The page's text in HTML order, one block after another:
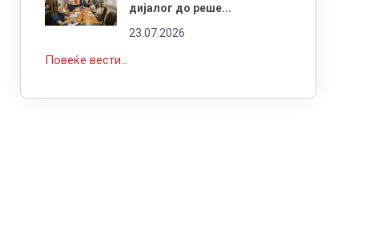
дијалог до реше...
23.07.2026
Повеќе вести...